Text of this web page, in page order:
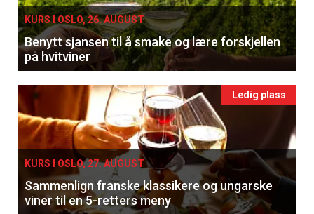
KURS I OSLO, 26. AUGUST
Benytt sjansen til å smake og lære forskjellen
på hvitviner
Ledig plass
KURS I OSLO, 27. AUGUST
Sammenlign franske klassikere og ungarske
viner til en 5-retters meny